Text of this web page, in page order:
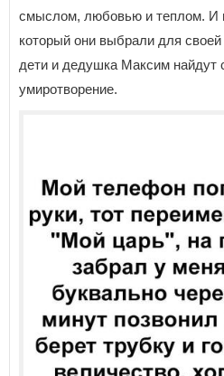
смыслом, любовью и теплом. И
который они выбрали для
дети и дедушка Максим найдут
умиротворение.